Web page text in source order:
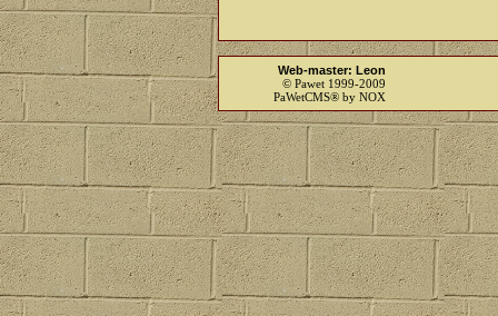
Web-master: Leon
© Pawet 1999-2009
PaWetCMS® by NOX